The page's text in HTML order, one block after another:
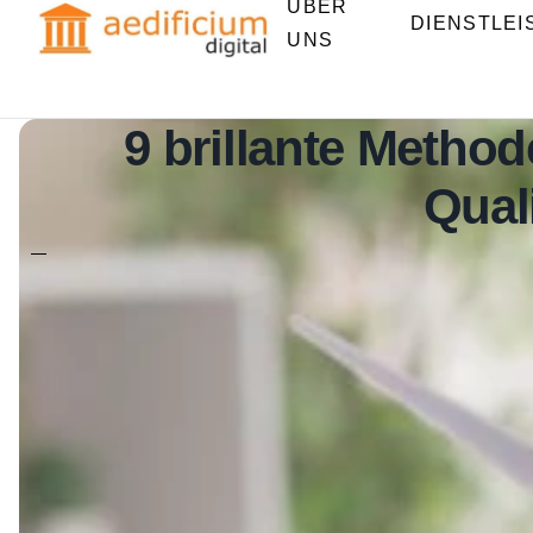
ÜBER
UNS
9 brillante